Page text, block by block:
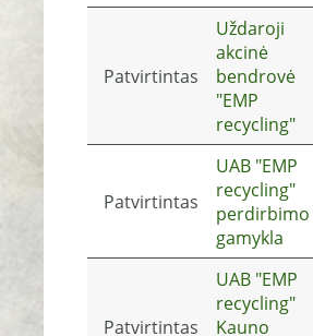
Patvirtintas
Uždaroji
akcinė
bendrovė
"EMP
recycling"
Patvirtintas
UAB "EMP
recycling"
perdirbimo
gamykla
Patvirtintas
UAB "EMP
recycling"
Kauno